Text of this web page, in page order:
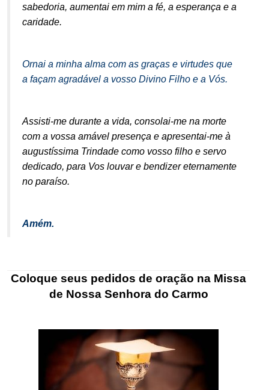
sabedoria, aumentai em mim a fé, a esperança e a
caridade.
Ornai a minha alma com as graças e virtudes que
a façam agradável a vosso Divino Filho e a Vós.
Assisti-me durante a vida, consolai-me na morte
com a vossa amável presença e apresentai-me à
augustíssima Trindade como vosso filho e servo
dedicado, para Vos louvar e bendizer eternamente
no paraíso.
Amém.
Coloque seus pedidos de oração na Missa
de Nossa Senhora do Carmo